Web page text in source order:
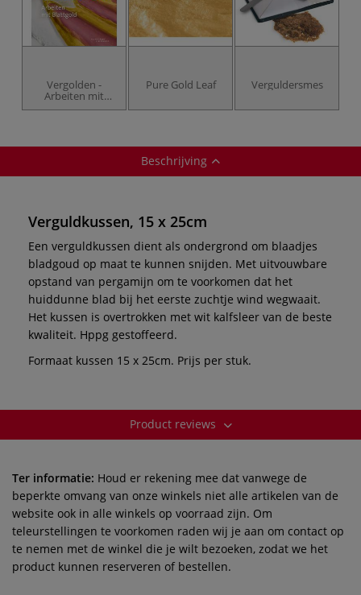
Vergolden -
Arbeiten mit
Blattgold
Pure Gold Leaf Verguldersmes
Beschrijving
Verguldkussen, 15 x 25cm
Een verguldkussen dient als ondergrond om blaadjes
bladgoud op maat te kunnen snijden. Met uitvouwbare
opstand van pergamijn om te voorkomen dat het
huiddunne blad bij het eerste zuchtje wind wegwaait.
Het kussen is overtrokken met wit kalfsleer van de beste
kwaliteit. Hppg gestoffeerd.
Formaat kussen 15 x 25cm. Prijs per stuk.
Product reviews
Ter informatie: Houd er rekening mee dat vanwege de
beperkte omvang van onze winkels niet alle artikelen van de
website ook in alle winkels op voorraad zijn. Om
teleurstellingen te voorkomen raden wij je aan om contact op
te nemen met de winkel die je wilt bezoeken, zodat we het
product kunnen reserveren of bestellen.